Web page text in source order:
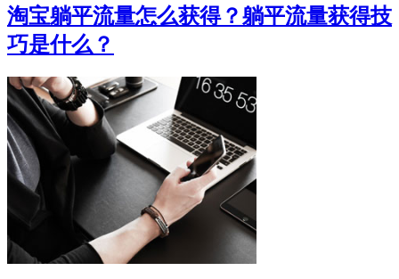
淘宝躺平流量怎么获得？躺平流量获得技
巧是什么？